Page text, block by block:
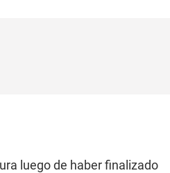
luego de haber finalizado